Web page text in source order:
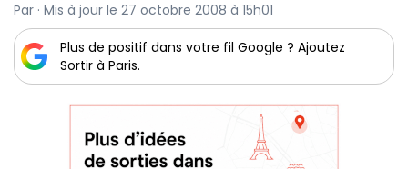
Par · Mis à jour le 27 octobre 2008 à 15h01
Plus de positif dans votre fil Google ? Ajoutez
Sortir à Paris.